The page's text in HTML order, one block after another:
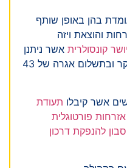
בהן באופן שותף
והוצאת ויזה
קונסולרית אשר ניתנן
ללא תיאום תור בימי שישי בבוקר ובתשלום אגרה של 43
אשר קיבלו תעודת
אזרחות פורטוגלית
להנפקת דרכון